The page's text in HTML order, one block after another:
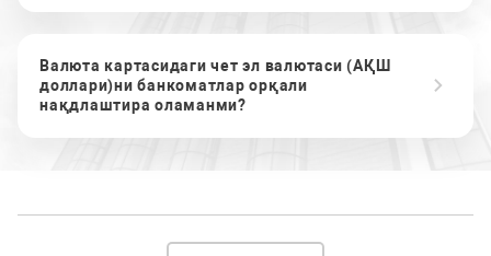
Валюта картасидаги чет эл валютаси (АҚШ
доллари)ни банкоматлар орқали
нақдлаштира оламанми?